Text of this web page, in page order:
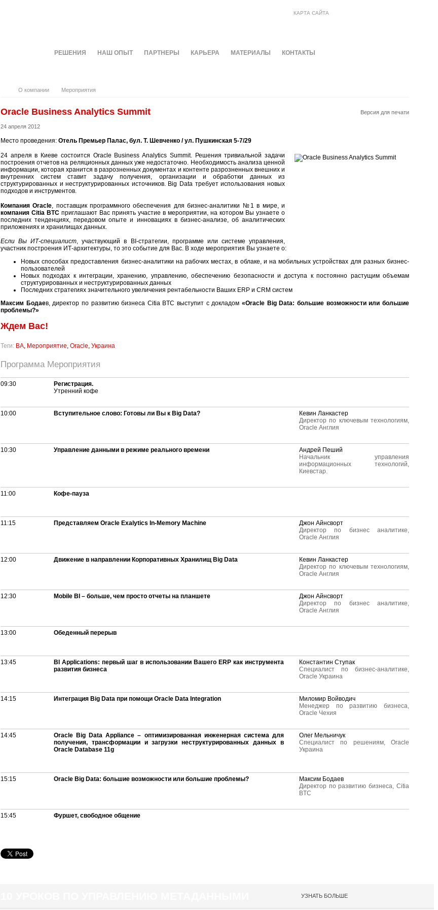
КАРТА САЙТА
РЕШЕНИЯ НАШ ОПЫТ ПАРТНЕРЫ КАРЬЕРА МАТЕРИАЛЫ КОНТАКТЫ
О компании Мероприятия
Версия для печати
Oracle Business Analytics Summit
24 апреля 2012
Место проведения:Отель Премьер Палас, бул. Т. Шевченко / ул. Пушкинская 5-7/29
24 апреля в Киеве состоится Oracle Business Analytics Summit. Решения тривиальной задачи
построения отчетов на реляционных данных уже недостаточно. Необходимость анализа ценной
информации, которая хранится в разрозненных документах и контенте разрозненных внешних и
внутренних систем ставит задачу получения, организации и обработки данных из
структурированных и неструктурированных источников. Big Data требует использования новых
подходов и инструментов.
Компания Oracle, поставщик программного обеспечения для бизнес-аналитики №1 в мире, и
компания Citia BTCприглашают Вас принять участие в мероприятии, на котором Вы узнаете о
последних тенденциях, передовом опыте и инновациях в бизнес-анализе, об аналитических
приложениях и хранилищах данных.
Если Вы ИТ-специалист, участвующий в BI-стратегии, программе или системе управления,
участник построения ИТ-архитектуры, то это событие для Вас. В ходе мероприятия Вы узнаете о:
Новых способах предоставления бизнес-аналитики на рабочих местах, в облаке, и на мобильных устройствах для разных бизнес-
пользователей
Новых подходах к интеграции, хранению, управлению, обеспечению безопасности и доступа к постоянно растущим объемам
структурированных и неструктурированных данных
Последних стратегиях значительного увеличения рентабельности Ваших ERP и CRM систем
Максим Бодаев, директор по развитию бизнеса Citia BTC выступит с докладом«Oracle Big Data: большие возможности или большие
проблемы?»
Ждем Вас!
Теги: BA, Мероприятие, Oracle, Украина
Программа Мероприятия
09:30
Регистрация.
Утренний кофе
10:00 Вступительное слово: Готовы ли Вы к Big Data?
Кевин Ланкастер
Директор по ключевым технологиям,
Oracle Англия
10:30 Управление данными в режиме реального времени
Андрей Пеший
Начальник управления
информационных технологий,
Киевстар.
11:00 Кофе-пауза
11:15 Представляем Oracle Exalytics In-Memory Machine
Джон Айнсворт
Директор по бизнес аналитике,
Oracle Англия
12:00 Движение в направлении Корпоративных Хранилищ Big Data
Кевин Ланкастер
Директор по ключевым технологиям,
Oracle Англия
12:30 Mobile BI – больше, чем просто отчеты на планшете
Джон Айнсворт
Директор по бизнес аналитике,
Oracle Англия
13:00 Обеденный перерыв
13:45
BI Applications: первый шаг в использовании Вашего ERP как инструмента
развития бизнеса
Константин Ступак
Специалист по бизнес-аналитике,
Oracle Украина
14:15 Интеграция Big Data при помощи Oracle Data Integration
Миломир Войводич
Менеджер по развитию бизнеса,
Oracle Чехия
14:45
Oracle Big Data Appliance – оптимизированная инженерная система для
получения, трансформации и загрузки неструктурированных данных в
Oracle Database 11g
Олег Мельничук
Специалист по решениям, Oracle
Украина
15:15 Oracle Big Data: большие возможности или большие проблемы?
Максим Бодаев
Директор по развитию бизнеса, Citia
BTC
15:45 Фуршет, свободное общение
УЗНАТЬ БОЛЬШЕ